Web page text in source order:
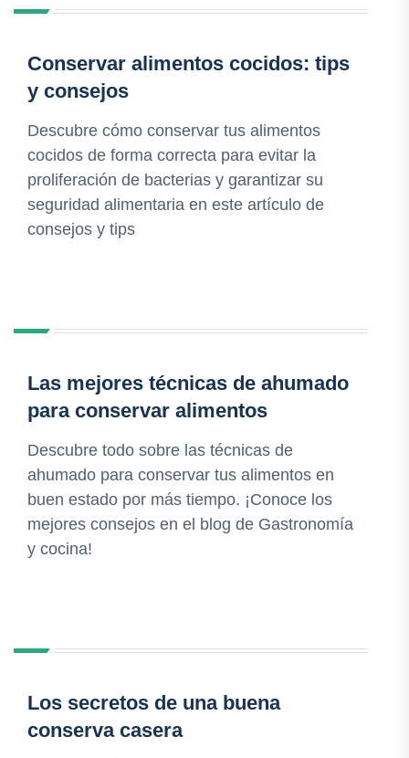
Conservar alimentos cocidos: tips
y consejos
Descubre cómo conservar tus alimentos
cocidos de forma correcta para evitar la
proliferación de bacterias y garantizar su
seguridad alimentaria en este artículo de
consejos y tips
Las mejores técnicas de ahumado
para conservar alimentos
Descubre todo sobre las técnicas de
ahumado para conservar tus alimentos en
buen estado por más tiempo. ¡Conoce los
mejores consejos en el blog de Gastronomía
y cocina!
Los secretos de una buena
conserva casera